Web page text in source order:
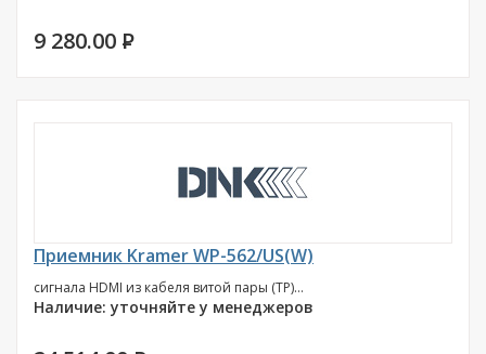
9 280.00 P
Приемник Kramer WP-562/US(W)
сигнала HDMI из кабеля витой пары (TP)...
Наличие: уточняйте у менеджеров